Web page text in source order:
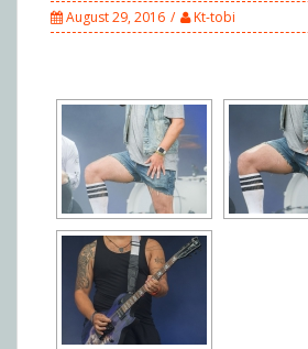
August 29, 2016 Kt-tobi